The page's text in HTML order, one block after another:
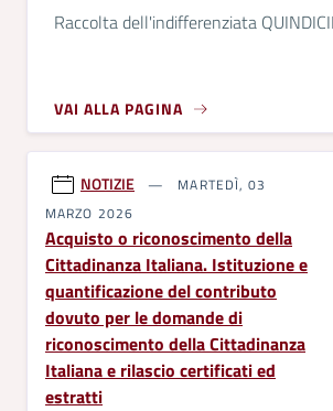
Raccolta dell'indifferenziata
VAI ALLA PAGINA
NOTIZIE
MARTEDÌ, 03
MARZO 2026
Acquisto o riconoscimento della
Cittadinanza Italiana. Istituzione e
quantificazione del contributo
dovuto per le domande di
riconoscimento della Cittadinanza
Italiana e rilascio certificati ed
estratti